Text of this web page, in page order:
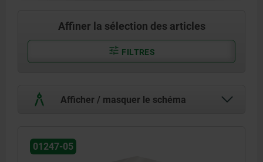
Affiner la sélection des articles
FILTRES
Afficher / masquer le schéma
01247-05